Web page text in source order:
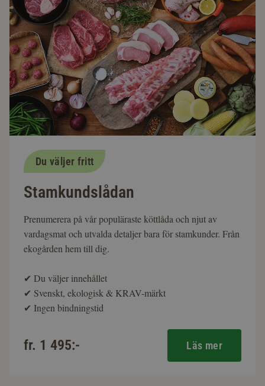
Du väljer fritt
Stamkundslådan
Prenumerera på vår populäraste köttlåda och njut av
vardagsmat och utvalda detaljer bara för stamkunder. Från
ekogården hem till dig.
✔ Du väljer innehållet
✔ Svenskt, ekologisk & KRAV-märkt
✔ Ingen bindningstid
fr. 1 495:- Läs mer